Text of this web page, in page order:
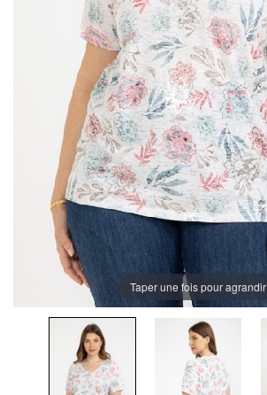
Taper une fois pour agrandir